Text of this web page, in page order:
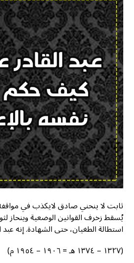
ثابت لا ينحني صادق لايكذب في
يُسقط زخرف القوانين الوضعية وينحاز
استطالة الطغيان، حتى الشهادة. إنه عبد
(١٣٢٧ – ١٣٧٤ هـ = ١٩٠٦ – ١٩٥٤ م)